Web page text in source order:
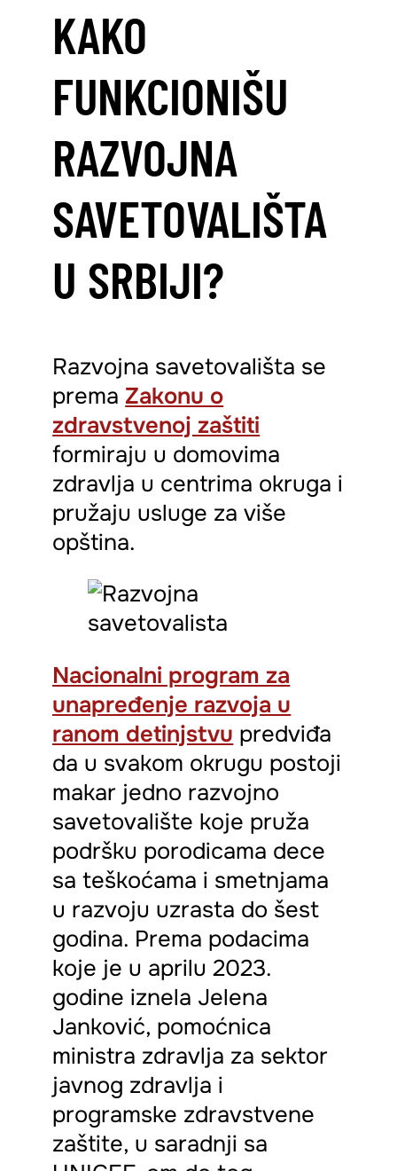
KAKO
FUNKCIONIŠU
RAZVOJNA
SAVETOVALIŠTA
U SRBIJI?
Razvojna savetovališta se
prema Zakonu o
zdravstvenoj zaštiti
formiraju u domovima
zdravlja u centrima okruga i
pružaju usluge za više
opština.
Nacionalni program za
unapređenje razvoja u
ranom detinjstvu predviđa
da u svakom okrugu postoji
makar jedno razvojno
savetovalište koje pruža
podršku porodicama dece
sa teškoćama i smetnjama
u razvoju uzrasta do šest
godina. Prema podacima
koje je u aprilu 2023.
godine iznela Jelena
Janković, pomoćnica
ministra zdravlja za sektor
javnog zdravlja i
programske zdravstvene
zaštite, u saradnji sa